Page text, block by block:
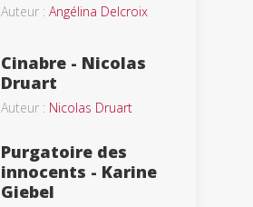
Auteur : Angélina Delcroix
Cinabre - Nicolas
Druart
Auteur : Nicolas Druart
Purgatoire des
innocents - Karine
Giebel